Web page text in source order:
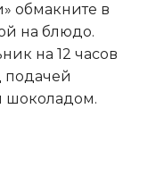
обмакните в
на блюдо.
на 12 часов
подачей
шоколадом.